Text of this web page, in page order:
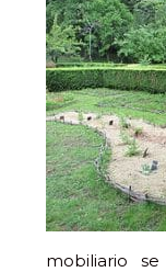
mobiliario